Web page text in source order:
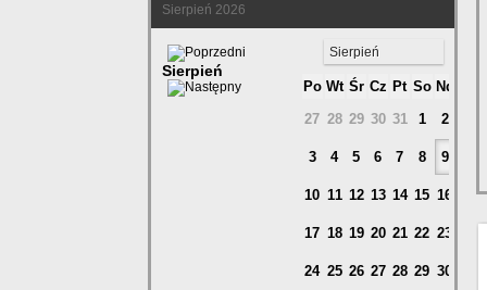
Sierpień 2026
Sierpień
Sierpień
Po Wt Śr Cz Pt So Nd
27 28 29 30 31 1 2
3 4 5 6 7 8 9
10 11 12 13 14 15 16
17 18 19 20 21 22 23
24 25 26 27 28 29 30